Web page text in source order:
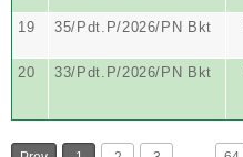
19
35/Pdt.P/2026/PN Bkt
20
33/Pdt.P/2026/PN Bkt